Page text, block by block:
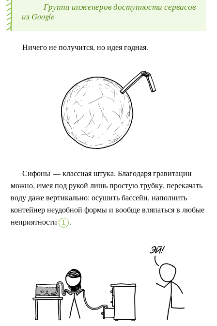
— Группа инженеров доступности сервисов
из Google
Ничего не получится, но идея годная.
Сифоны — классная штука. Благодаря гравитации
можно, имея под рукой лишь простую трубку, перекачать
воду даже вертикально: осушить бассейн, наполнить
контейнер неудобной формы и вообще вляпаться в любые
неприятности
1 .